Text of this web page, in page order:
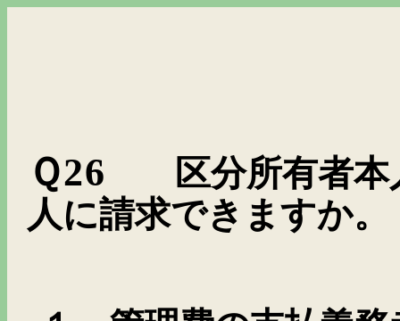
Ｑ26
区分所有者
人に請求できますか。